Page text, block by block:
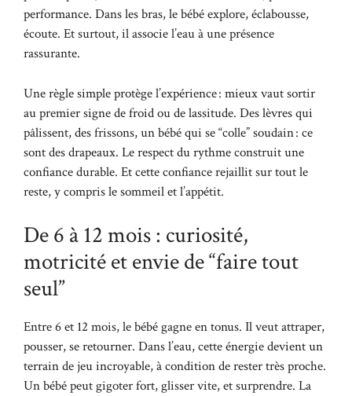
performance. Dans les bras, le bébé explore, éclabousse,
écoute. Et surtout, il associe l’eau à une présence
rassurante.
Une règle simple protège l’expérience : mieux vaut sortir
au premier signe de froid ou de lassitude. Des lèvres qui
pâlissent, des frissons, un bébé qui se “colle” soudain : ce
sont des drapeaux. Le respect du rythme construit une
confiance durable. Et cette confiance rejaillit sur tout le
reste, y compris le sommeil et l’appétit.
De 6 à 12 mois : curiosité,
motricité et envie de “faire tout
seul”
Entre 6 et 12 mois, le bébé gagne en tonus. Il veut attraper,
pousser, se retourner. Dans l’eau, cette énergie devient un
terrain de jeu incroyable, à condition de rester très proche.
Un bébé peut gigoter fort, glisser vite, et surprendre. La